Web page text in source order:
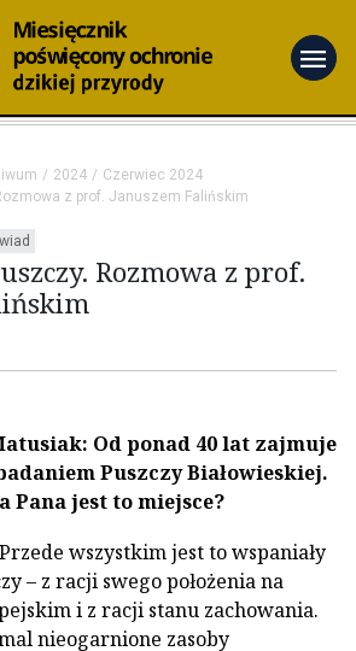
menu
2024
Czerwiec 2024
z prof. Januszem Falińskim
Rozmowa z prof.
Od ponad 40 lat zajmuje
Puszczy Białowieskiej.
Pana jest to miejsce?
Przede wszystkim jest to wspaniały
– z racji swego położenia na
i z racji stanu zachowania.
nieogarnione zasoby